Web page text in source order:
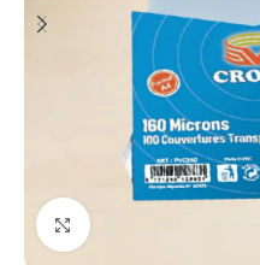
Cliquez pour agrandir